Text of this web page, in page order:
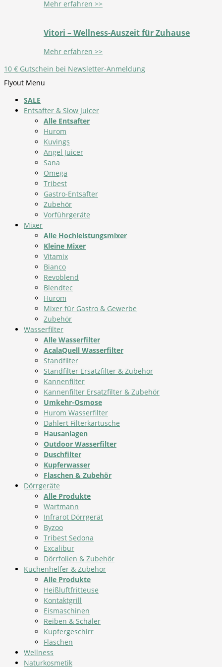
Mehr erfahren >>
Vitori – Wellness-Auszeit für Zuhause
Mehr erfahren >>
10 € Gutschein bei Newsletter-Anmeldung
Flyout Menu
SALE
Entsafter & Slow Juicer
Alle Entsafter
Hurom
Kuvings
Angel Juicer
Sana
Omega
Tribest
Gastro-Entsafter
Zubehör
Vorführgeräte
Mixer
Alle Hochleistungsmixer
Kleine Mixer
Vitamix
Bianco
Revoblend
Blendtec
Hurom
Mixer für Gastro & Gewerbe
Zubehör
Wasserfilter
Alle Wasserfilter
AcalaQuell Wasserfilter
Standfilter
Standfilter Ersatzfilter & Zubehör
Kannenfilter
Kannenfilter Ersatzfilter & Zubehör
Umkehr-Osmose
Hurom Wasserfilter
Dahlert Filterkartusche
Hausanlagen
Outdoor Wasserfilter
Duschfilter
Kupferwasser
Flaschen & Zubehör
Dörrgeräte
Alle Produkte
Wartmann
Infrarot Dörrgerät
Byzoo
Tribest Sedona
Excalibur
Dörrfolien & Zubehör
Küchenhelfer & Zubehör
Alle Produkte
Heißluftfritteuse
Kontaktgrill
Eismaschinen
Reiben & Schäler
Kupfergeschirr
Flaschen
Wellness
Naturkosmetik